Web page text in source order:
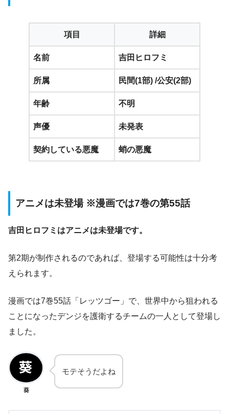
項目 詳細
名前 吉田ヒロフミ
所属 民間(1部) /公安(2部)
年齢 不明
声優 未発表
契約している悪魔 蛸の悪魔
アニメは未登場 ※漫画では7巻の第55話
吉田ヒロフミはアニメは未登場です。
第2期が制作されるのであれば、登場する可能性は十分考
えられます。
漫画では7巻55話「レッツゴー」で、世界中から狙われる
ことになったデンジを護衛するチームの一人として登場し
ました。
葵
モテそうだよね